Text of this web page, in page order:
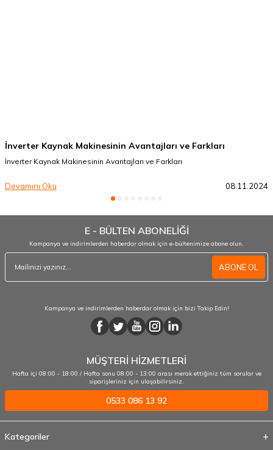
İnverter Kaynak Makinesinin Avantajları ve Farkları
İnverter Kaynak Makinesinin Avantajları ve Farkları
Devamını Oku 08.11.2024
E - BÜLTEN ABONELİĞİ
Kampanya ve indirimlerden haberdar olmak için e-bültenimize abone olun.
ABONE OL
Kampanya ve indirimlerden haberdar olmak için bizi Takip Edin!
MÜŞTERİ HİZMETLERİ
Hafta içi 08:00 - 18:00 / Hafta sonu 08:00 - 13:00 arası merak ettiğiniz tüm sorular ve
siparişleriniz için ulaşabilirsiniz.
0533 086 13 92
Kategoriler